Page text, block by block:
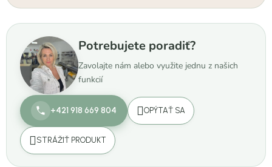
Potrebujete poradiť?
Zavolajte nám alebo využite jednu z našich
funkcií
+421 918 669 804 OPÝTAŤ SA
STRÁŽIŤ PRODUKT